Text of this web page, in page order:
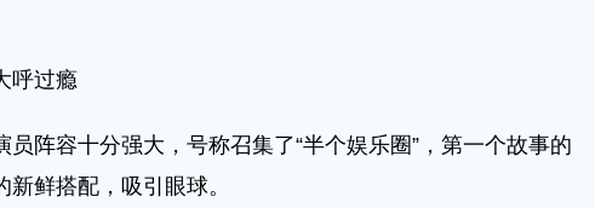
过瘾
容十分强大，号称召集了“半个娱乐圈”，第一个故事的
鲜搭配，吸引眼球。